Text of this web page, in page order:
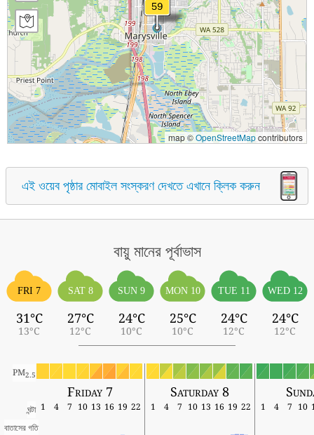
map ©OpenStreetMapcontributors
এই ওয়েব পৃষ্ঠার মোবাইল সংস্করণ দেখতে এখানে ক্লিক করুন
বায়ু মানের পূর্বাভাস
FRI 7
31°C
13°C
SAT 8
27°C
12°C
SUN 9
24°C
10°C
MON 10
25°C
10°C
TUE 11
24°C
12°C
WED 12
24°C
12°C
PM2.5
Friday 7 Saturday 8
ঘন্টা 1 4 7 10 13 16 19 22 1 4 7 10 13 16 19 22 1 4 7 10
বাতাসের গতি